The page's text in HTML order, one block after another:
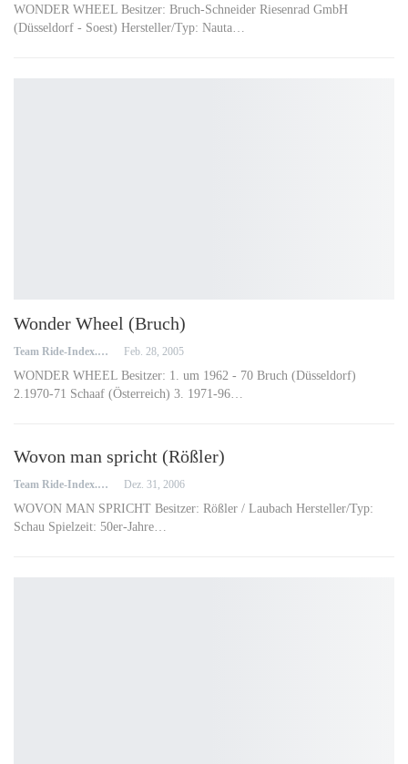
WONDER WHEEL Besitzer: Bruch-Schneider Riesenrad GmbH
(Düsseldorf - Soest) Hersteller/Typ: Nauta…
Wonder Wheel (Bruch)
Team Ride-Index.de Feb. 28, 2005
WONDER WHEEL Besitzer: 1. um 1962 - 70 Bruch (Düsseldorf)
2.1970-71 Schaaf (Österreich) 3. 1971-96…
Wovon man spricht (Rößler)
Team Ride-Index.de Dez. 31, 2006
WOVON MAN SPRICHT Besitzer: Rößler / Laubach Hersteller/Typ:
Schau Spielzeit: 50er-Jahre…